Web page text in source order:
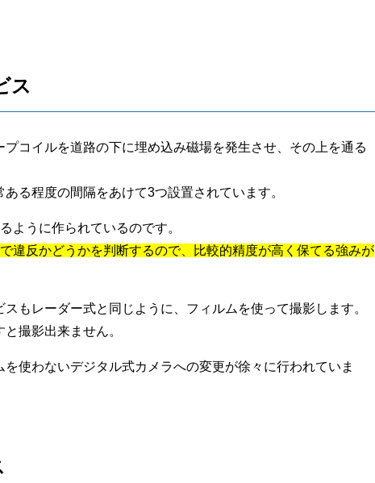
ス
コイルを道路の下に埋め込み磁場を発生させ、その上を通る
る程度の間隔をあけて3つ設置されています。
ように作られているのです。
違反かどうかを判断するので、比較的精度が高く保てる強みが
もレーダー式と同じように、フィルムを使って撮影します。
撮影出来ません。
使わないデジタル式カメラへの変更が徐々に行われていま